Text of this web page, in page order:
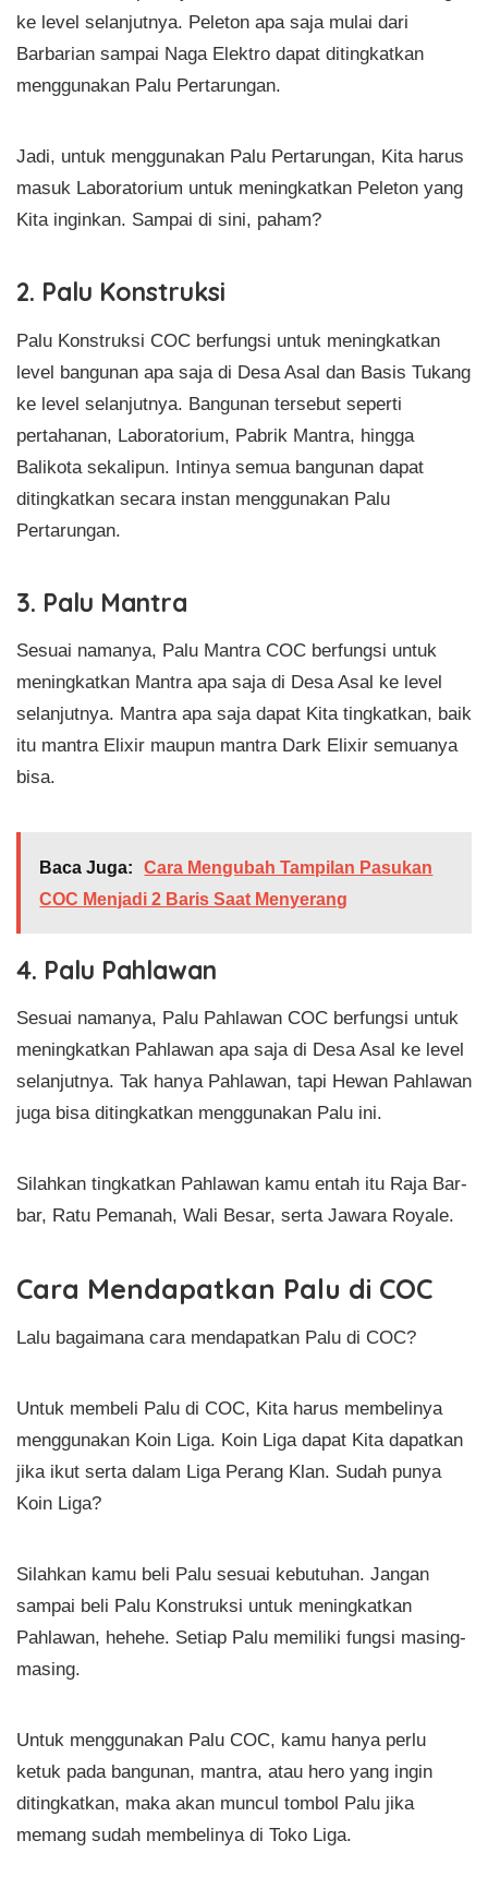
ke level selanjutnya. Peleton apa saja mulai dari
Barbarian sampai Naga Elektro dapat ditingkatkan
menggunakan Palu Pertarungan.
Jadi, untuk menggunakan Palu Pertarungan, Kita harus
masuk Laboratorium untuk meningkatkan Peleton yang
Kita inginkan. Sampai di sini, paham?
2. Palu Konstruksi
Palu Konstruksi COC berfungsi untuk meningkatkan
level bangunan apa saja di Desa Asal dan Basis Tukang
ke level selanjutnya. Bangunan tersebut seperti
pertahanan, Laboratorium, Pabrik Mantra, hingga
Balikota sekalipun. Intinya semua bangunan dapat
ditingkatkan secara instan menggunakan Palu
Pertarungan.
3. Palu Mantra
Sesuai namanya, Palu Mantra COC berfungsi untuk
meningkatkan Mantra apa saja di Desa Asal ke level
selanjutnya. Mantra apa saja dapat Kita tingkatkan, baik
itu mantra Elixir maupun mantra Dark Elixir semuanya
bisa.
Baca Juga:
Cara Mengubah Tampilan Pasukan
COC Menjadi 2 Baris Saat Menyerang
4. Palu Pahlawan
Sesuai namanya, Palu Pahlawan COC berfungsi untuk
meningkatkan Pahlawan apa saja di Desa Asal ke level
selanjutnya. Tak hanya Pahlawan, tapi Hewan Pahlawan
juga bisa ditingkatkan menggunakan Palu ini.
Silahkan tingkatkan Pahlawan kamu entah itu Raja Bar-
bar, Ratu Pemanah, Wali Besar, serta Jawara Royale.
Cara Mendapatkan Palu di COC
Lalu bagaimana cara mendapatkan Palu di COC?
Untuk membeli Palu di COC, Kita harus membelinya
menggunakan Koin Liga. Koin Liga dapat Kita dapatkan
jika ikut serta dalam Liga Perang Klan. Sudah punya
Koin Liga?
Silahkan kamu beli Palu sesuai kebutuhan. Jangan
sampai beli Palu Konstruksi untuk meningkatkan
Pahlawan, hehehe. Setiap Palu memiliki fungsi masing-
masing.
Untuk menggunakan Palu COC, kamu hanya perlu
ketuk pada bangunan, mantra, atau hero yang ingin
ditingkatkan, maka akan muncul tombol Palu jika
memang sudah membelinya di Toko Liga.